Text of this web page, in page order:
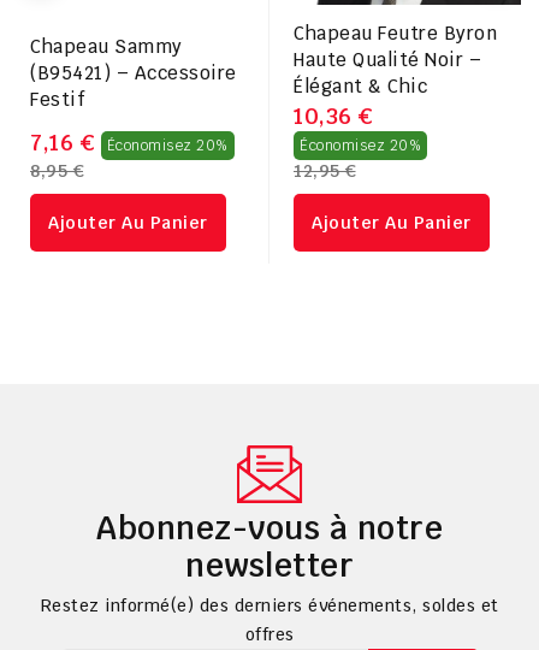
Chapeau Sammy
(B95421) – Accessoire
Festif
7,16 € Économisez 20% Prix
​​
régulier
8,95 €
Ajouter Au Panier
Chapeau Feutre Byron
Haute Qualité Noir –
Élégant & Chic
10,36 €
Économisez 20% Prix
régulier
12,95 €
Ajouter Au Panier
Abonnez-vous à notre
newsletter
Restez informé(e) des derniers événements, soldes et
offres